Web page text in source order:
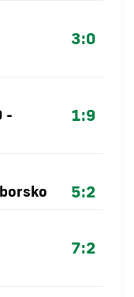
3:0
-
1:9
5:2
7:2